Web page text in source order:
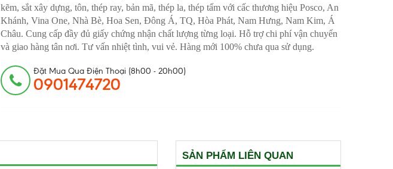
kẽm, sắt xây dựng, tôn, thép ray, bản mã, thép la, thép tấm với cấc thương hiệu Posco, An
Khánh, Vina One, Nhà Bè, Hoa Sen, Đông Á, TQ, Hòa Phát, Nam Hưng, Nam Kim, Á
Châu. Cung cấp đầy đủ giấy chứng nhận chất lượng từng loại. Hỗ trợ chi phí vận chuyển
và giao hàng tân nơi. Tư vấn nhiệt tình, vui vẻ. Hàng mới 100% chưa qua sử dụng.
Đặt Mua Qua Điện Thoại (8h00 - 20h00)
0901474720
SẢN PHẨM LIÊN QUAN